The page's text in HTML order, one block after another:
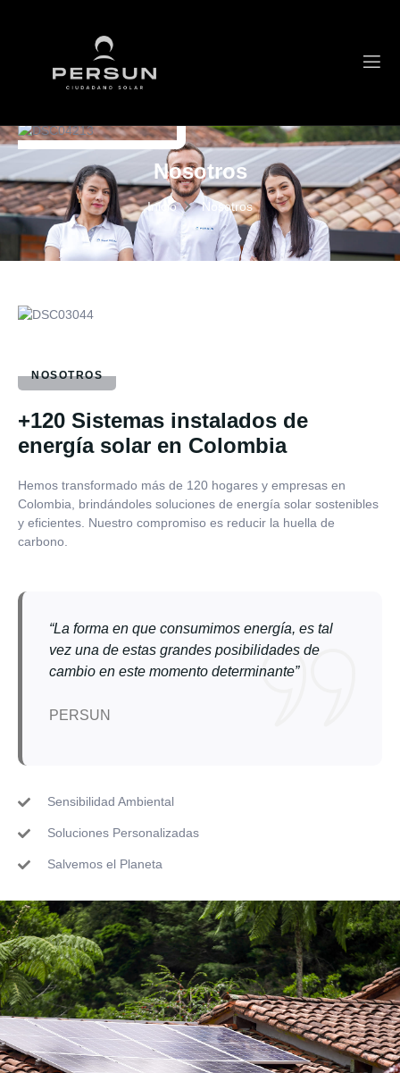
Nosotros
Nosotros
Inicio Nosotros
NOSOTROS
+120 Sistemas instalados de
energía solar en Colombia
Hemos transformado más de 120 hogares y empresas en
Colombia, brindándoles soluciones de energía solar sostenibles
y eficientes. Nuestro compromiso es reducir la huella de
carbono.
“La forma en que consumimos energía, es tal
vez una de estas grandes posibilidades de
cambio en este momento determinante”
PERSUN
Sensibilidad Ambiental
Soluciones Personalizadas
Salvemos el Planeta